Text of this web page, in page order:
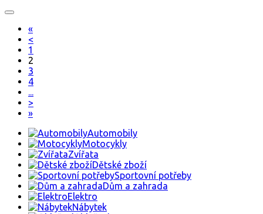
«
<
1
2
3
4
...
>
»
Automobily
Motocykly
Zvířata
Dětské zboží
Sportovní potřeby
Dům a zahrada
Elektro
Nábytek